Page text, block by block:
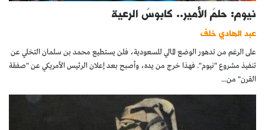
نيوم: حلمُ الأمير.. كابوسُ الرعية
عبد الهادي خلف
على الرغم من تدهور الوضع المالي للسعودية، فلن يستطيع محمد بن سلمان التخلي عن
تنفيذ مشروع "نيوم". فهذا خرج من يده، وأصبح بعد إعلان الرئيس الأمريكي عن "صفقة
القرن" من...